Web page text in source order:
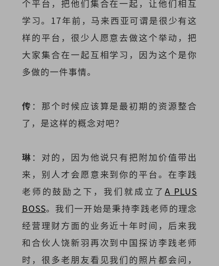
个平台，把他们集合在一起，让他们相互
学习。17年前，马来西亚可谓是很少有这
样的平台，很少人愿意去做这个举动，把
大家集合在一起互相学习，因为这个是你
多做的一件事情。
传 ：那个时候应该算是最初期的资源整合
了，是这样的概念对吧？
琳 ：对的，因为他说只有把附加价值带出
来，别人才会愿意来到你的平台。在李践
老师的鼓励之下，我们就成立了A PLUS
BOSS。我们一开始是秉持李践老师的理念
经营理财方面的业务近十年时间，后来我
和合伙人饶新羽再次到中国探访李践老师
时，很多老朋友看见我们的照片都会问，